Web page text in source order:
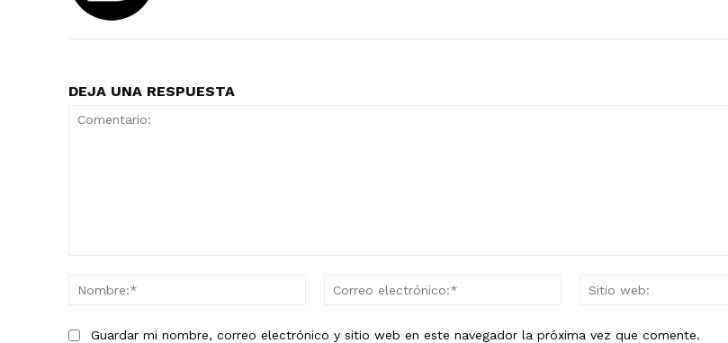
DEJA UNA RESPUESTA
Nombre:*
Correo
Guardar mi nombre, correo electrónico y sitio web en este navegador la próxima vez que comente.